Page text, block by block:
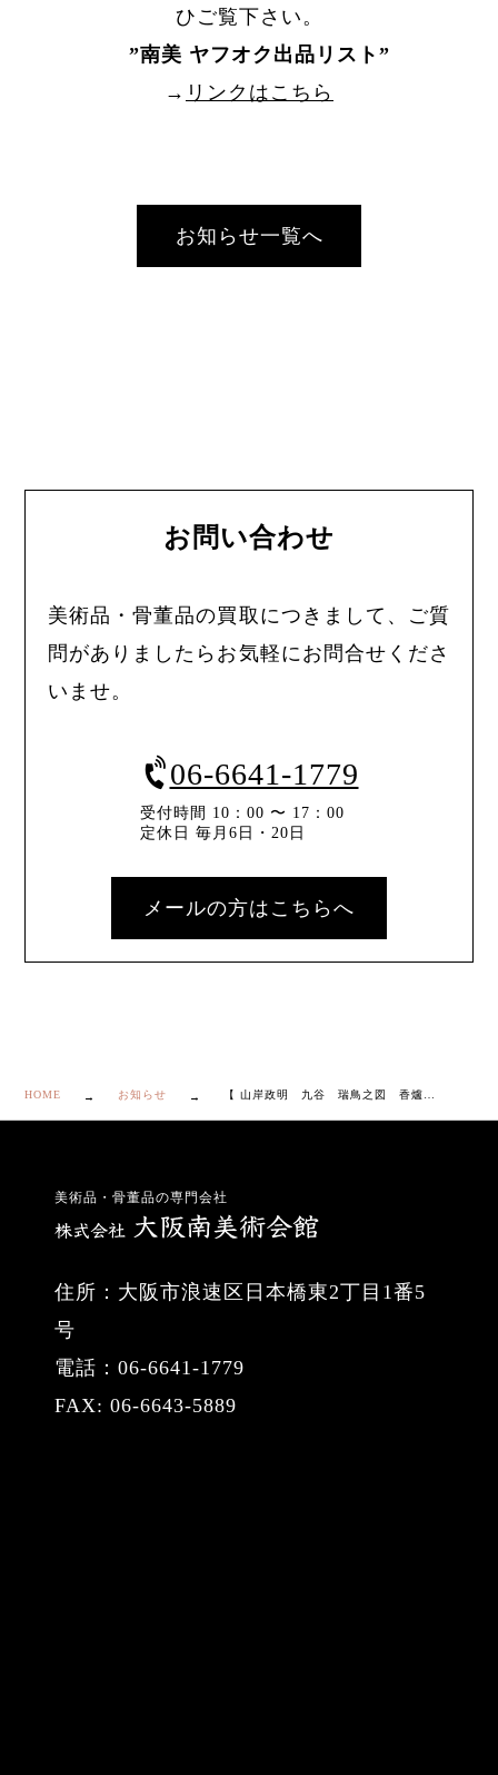
ひご覧下さい。
”南美 ヤフオク出品リスト ”
→ リンクはこちら
お知らせ一覧へ
お問い合わせ
美術品・骨董品の買取につきまして、ご質
問がありましたらお気軽にお問合せくださ
いませ。
06-6641-1779
受付時間 10：00 〜 17：00
定休日 毎月6日・20日
メールの方はこちらへ
HOME お知らせ
美術品・骨董品の専門会社
住所：大阪市浪速区日本橋東2丁目1番5
号
電話：06-6641-1779
FAX: 06-6643-5889